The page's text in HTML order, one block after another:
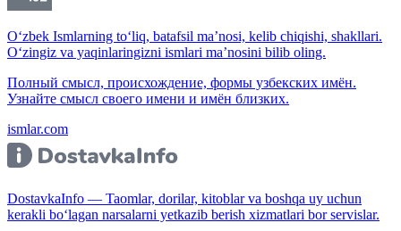
O‘zbek Ismlarning to‘liq, batafsil ma’nosi, kelib chiqishi, shakllari.
O‘zingiz va yaqinlaringizni ismlari ma’nosini bilib oling.
Полный смысл, происхождение, формы узбекских имён.
Узнайте смысл своего имени и имён близких.
ismlar.com
DostavkaInfo — Taomlar, dorilar, kitoblar va boshqa uy uchun
kerakli bo‘lagan narsalarni yetkazib berish xizmatlari bor servislar.